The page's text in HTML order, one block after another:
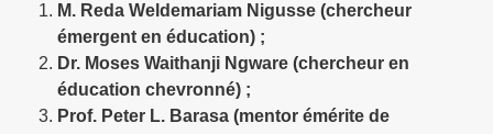
M. Reda Weldemariam Nigusse (chercheur
émergent en éducation) ;
Dr. Moses Waithanji Ngware (chercheur en
éducation chevronné) ;
Prof. Peter L. Barasa (mentor émérite de